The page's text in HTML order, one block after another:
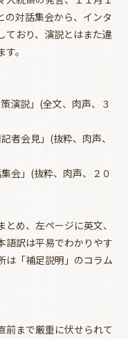
ートへ進む
の対話集会から、インタ
ており、演説とはまた違
。
演説」(全文、肉声、３
者会見」(抜粋、肉声、
会」(抜粋、肉声、２０
め、左ページに英文、
語訳は平易でわかりやす
は「補足説明」のコラム
前まで厳重に伏せられて